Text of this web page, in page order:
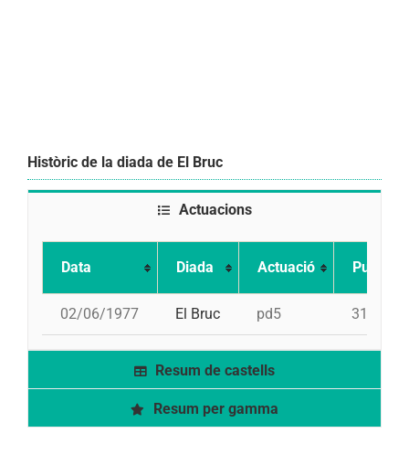
Històric de la diada de El Bruc
Actuacions
Data Diada Actuació
02/06/1977 El Bruc pd5 315
Resum de castells
Resum per gamma